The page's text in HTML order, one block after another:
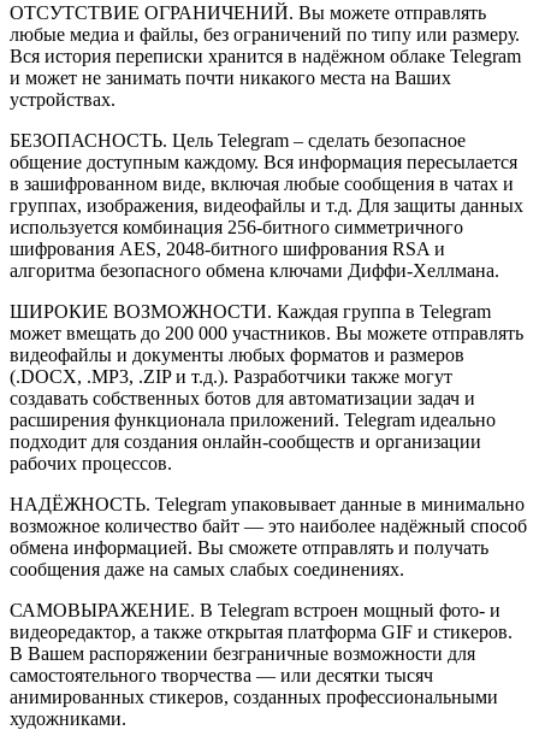
ОТСУТСТВИЕ ОГРАНИЧЕНИЙ. Вы можете отправлять
любые медиа и файлы, без ограничений по типу или размеру.
Вся история переписки хранится в надёжном облаке Telegram
и может не занимать почти никакого места на Ваших
устройствах.
БЕЗОПАСНОСТЬ. Цель Telegram – сделать безопасное
общение доступным каждому. Вся информация пересылается
в зашифрованном виде, включая любые сообщения в чатах и
группах, изображения, видеофайлы и т.д. Для защиты данных
используется комбинация 256-битного симметричного
шифрования AES, 2048-битного шифрования RSA и
алгоритма безопасного обмена ключами Диффи-Хеллмана.
ШИРОКИЕ ВОЗМОЖНОСТИ. Каждая группа в Telegram
может вмещать до 200 000 участников. Вы можете отправлять
видеофайлы и документы любых форматов и размеров
(.DOCX, .MP3, .ZIP и т.д.). Разработчики также могут
создавать собственных ботов для автоматизации задач и
расширения функционала приложений. Telegram идеально
подходит для создания онлайн-сообществ и организации
рабочих процессов.
НАДЁЖНОСТЬ. Telegram упаковывает данные в минимально
возможное количество байт — это наиболее надёжный способ
обмена информацией. Вы сможете отправлять и получать
сообщения даже на самых слабых соединениях.
САМОВЫРАЖЕНИЕ. В Telegram встроен мощный фото- и
видеоредактор, а также открытая платформа GIF и стикеров.
В Вашем распоряжении безграничные возможности для
самостоятельного творчества — или десятки тысяч
анимированных стикеров, созданных профессиональными
художниками.